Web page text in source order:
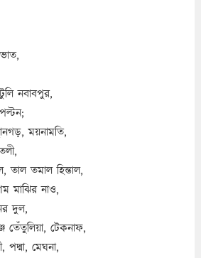
নবাবপুর,
ময়নামতি,
তাল তমাল হিন্তাল,
মাঝির নাও,
দুল,
তেঁতুলিয়া, টেকনাফ,
পদ্মা, মেঘনা,